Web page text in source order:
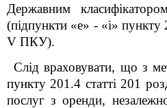
Державним
(підпункти «е» - «і» пункту
V ПКУ).
Слід враховувати, що з
пункту 201.4 статті 201
послуг з оренди,